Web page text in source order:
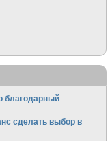
благодарный
сделать выбор в